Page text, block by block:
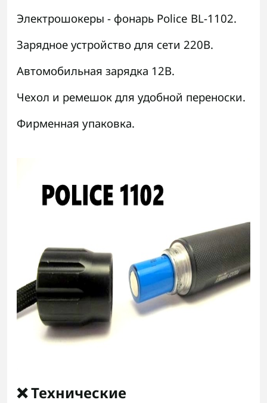
Электрошокеры - фонарь Police BL-1102.
Зарядное устройство для сети 220В.
Автомобильная зарядка 12В.
Чехол и ремешок для удобной переноски.
Фирменная упаковка.
❌ Технические